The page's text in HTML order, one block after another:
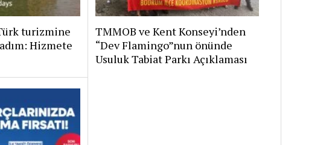
turizmine
Hizmete
TMMOB ve Kent Konseyi’nden
“Dev Flamingo”nun önünde
Usuluk Tabiat Parkı Açıklaması